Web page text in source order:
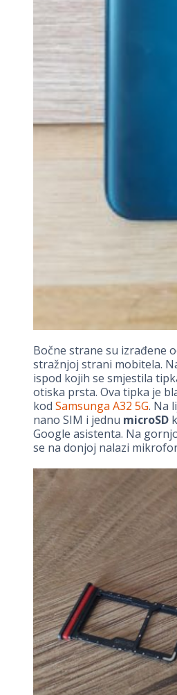
Bočne strane su izrađene
stražnjoj strani mobitela.
ispod kojih se smjestila
otiska prsta. Ova tipka je
kod Samsunga A32 5G. Na
nano SIM i jednu microSD
Google asistenta. Na
se na donjoj nalazi